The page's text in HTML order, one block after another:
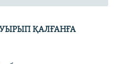
ҚАЛҒАНҒА